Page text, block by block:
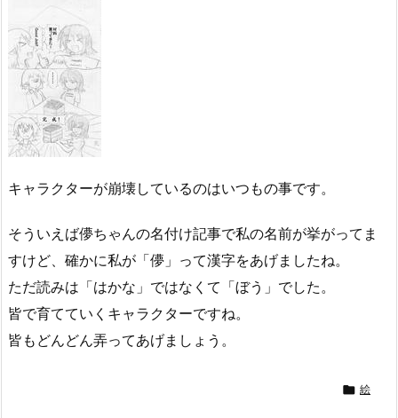
キャラクターが崩壊しているのはいつもの事です。
そういえば儚ちゃんの名付け記事で私の名前が挙がってま
すけど、確かに私が「儚」って漢字をあげましたね。
ただ読みは「はかな」ではなくて「ぼう」でした。
皆で育てていくキャラクターですね。
皆もどんどん弄ってあげましょう。
 絵